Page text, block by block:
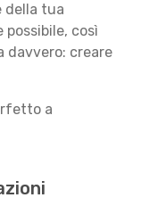
della tua
così
davvero: creare
a